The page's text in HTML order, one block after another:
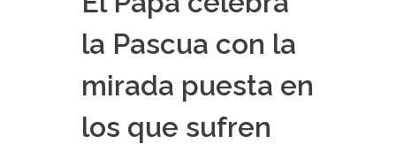
la Pascua con la
mirada puesta en
los que sufren